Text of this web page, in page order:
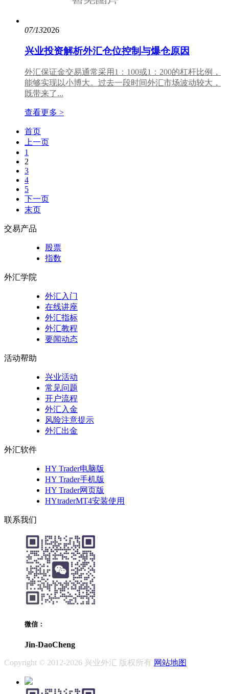
07/132026
兴业投资解析外汇仓位控制与爆仓原因
外汇保证金交易通常采用1：100或1：200的杠杆比例，
能够实现以小博大。过去一段时间外汇市场波动较大，
既带来了...
查看更多 >
首页
上一页
1
2
3
4
5
下一页
末页
交易产品
股票
指数
外汇学院
外汇入门
在线讲座
外汇指标
外汇教程
要闻动态
活动帮助
兴业活动
常见问题
开户流程
外汇入金
风险注意提示
外汇出金
外汇软件
HY Trader电脑版
HY Trader手机版
HY Trader网页版
HYtraderMT4安装使用
联系我们
微信：
Jin-DaoCheng
Copyright © 2012-2026 兴业外汇 版权所有 网站地图